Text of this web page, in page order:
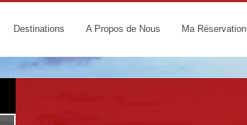
Destinations A Propos de Nous Ma Réservation